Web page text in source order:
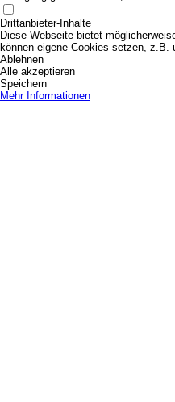
Drittanbieter-Inhalte
Diese Webseite bietet
können eigene Cookies setzen,
Ablehnen
Alle akzeptieren
Speichern
Mehr Informationen